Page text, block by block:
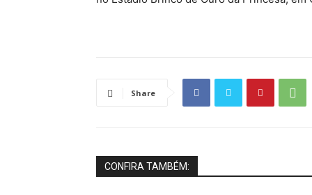
Share
CONFIRA TAMBÉM: